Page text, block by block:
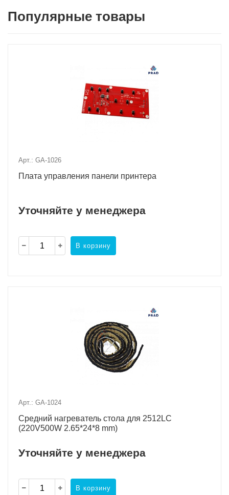
Популярные товары
Арт.: GA-1026
Плата управления панели принтера
Уточняйте у менеджера
В корзину
Арт.: GA-1024
Средний нагреватель стола для 2512LC
(220V500W 2.65*24*8 mm)
Уточняйте у менеджера
В корзину